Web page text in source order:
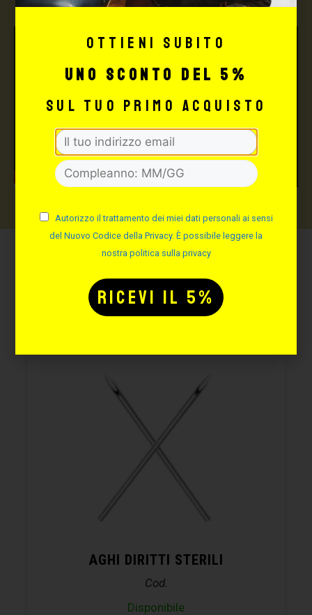
Potrebbe interessarti
anche:
AGHI DIRITTI STERILI
Cod.
Disponibile
Ottieni subito
uno sconto del 5%
sul tuo primo acquisto
Autorizzo il trattamento dei miei dati personali ai sensi
del Nuovo Codice della Privacy. È possibile leggere la
nostra politica sulla privacy